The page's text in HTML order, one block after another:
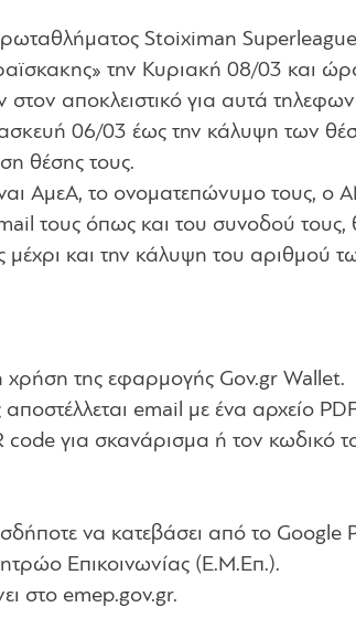
Stoiximan
την Κυριακή 08/03 και
αποκλειστικό για αυτά
06/03 έως την κάλυψη των
θέσης τους.
ΑμεΑ, το ονοματεπώνυμο τους, ο
τους όπως και του συνοδού
μέχρι και την κάλυψη του αριθμού
χρήση της εφαρμογής Gov.gr Wallet.
email με ένα αρχείο
code για σκανάρισμα ή τον κωδικό
να κατεβάσει από το Google
Επικοινωνίας (Ε.Μ.Επ.).
στο emep.gov.gr.